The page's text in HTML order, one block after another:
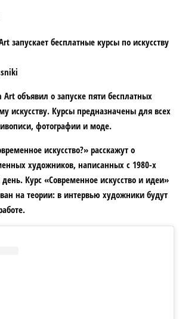
объявил о запуске пяти бесплатных
искусству. Курсы предназначены для всех
фотографии и моде.
искусство?» расскажут о
художников, написанных с 1980-х
Курс «Современное искусство и идеи»
на теории: в интервью художники будут